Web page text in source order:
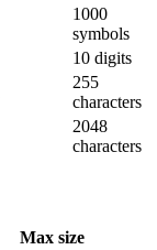
1000
symbols
10 digits
255
characters
2048
characters
Max size